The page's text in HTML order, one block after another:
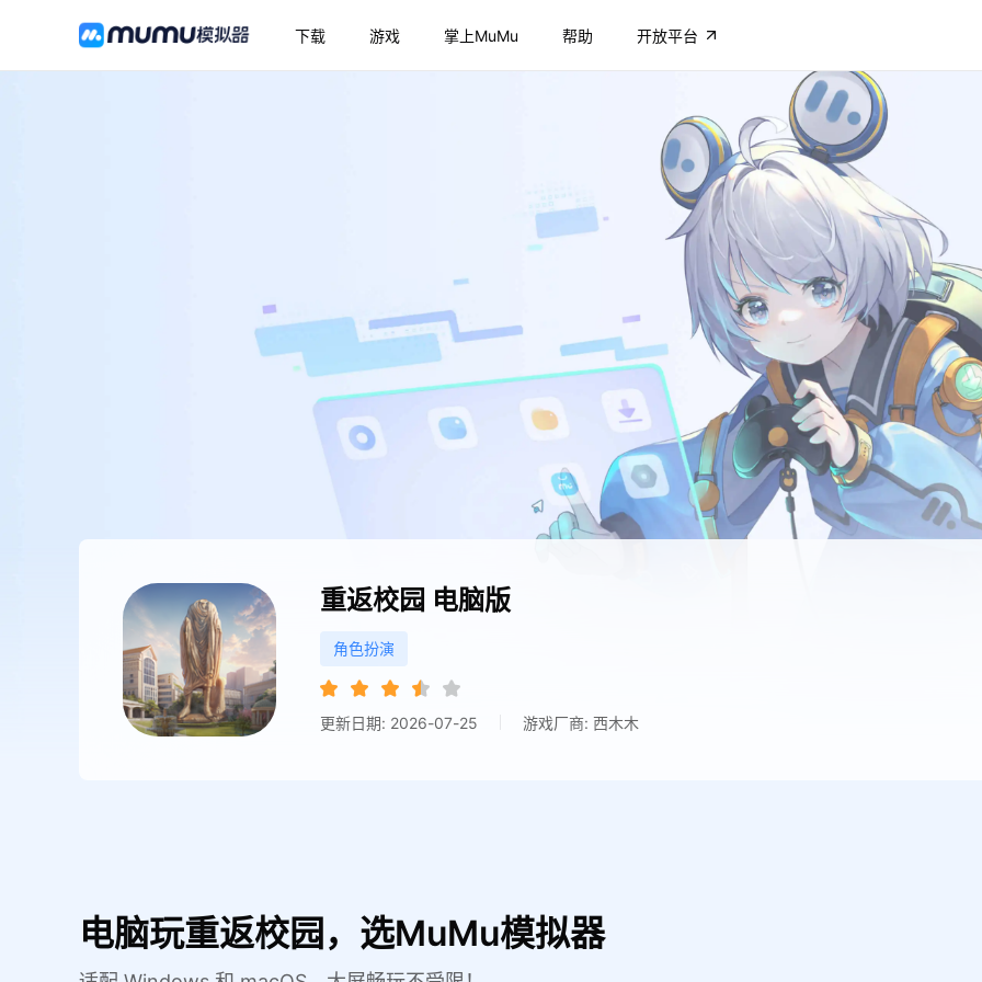
下载 游戏 掌上MuMu 帮助 开放平台
重返校园 电脑版
角色扮演
更新日期: 2026-07-25 游戏厂商: 西木木
电脑玩重返校园，选MuMu模拟器